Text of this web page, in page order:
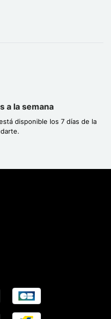
a la semana
disponible los 7 días de la